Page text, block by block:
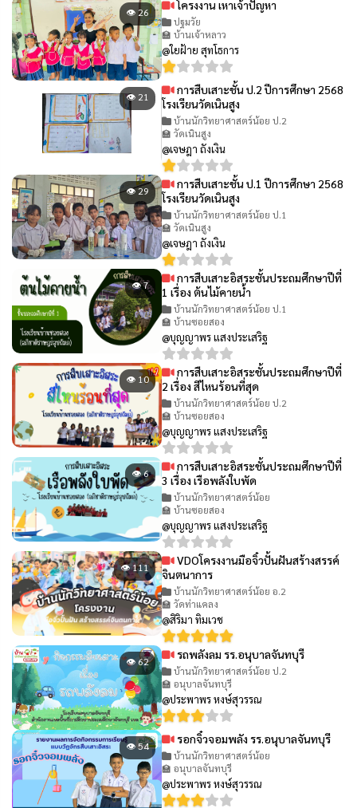
👁 26 โครงงาน เหาเจ้าปัญหา
ปฐมวัย
🏫 บ้านเจ้าหลาว
@ใยฝ้าย สุทโธการ
👁 21
การสืบเสาะชั้น ป.2 ปีการศึกษา 2568
โรงเรียนวัดเนินสูง
บ้านนักวิทยาศาสตร์น้อย ป.2
🏫 วัดเนินสูง
@เจษฎา ถังเงิน
👁 29
การสืบเสาะชั้น ป.1 ปีการศึกษา 2568
โรงเรียนวัดเนินสูง
บ้านนักวิทยาศาสตร์น้อย ป.1
🏫 วัดเนินสูง
@เจษฎา ถังเงิน
👁 7
การสืบเสาะอิสระชั้นประถมศึกษาปีที่
1 เรื่อง ต้นไม้คายน้ำ
บ้านนักวิทยาศาสตร์น้อย ป.1
🏫 บ้านซอยสอง
@บุญญาพร แสงประเสริฐ
👁 10
การสืบเสาะอิสระชั้นประถมศึกษาปีที่
2 เรื่อง สีไหนร้อนที่สุด
บ้านนักวิทยาศาสตร์น้อย ป.2
🏫 บ้านซอยสอง
@บุญญาพร แสงประเสริฐ
👁 6
การสืบเสาะอิสระชั้นประถมศึกษาปีที่
3 เรื่อง เรือพลังใบพัด
บ้านนักวิทยาศาสตร์น้อย
🏫 บ้านซอยสอง
@บุญญาพร แสงประเสริฐ
👁 111
VDOโครงงานมือจิ๋วปั้นฝันสร้างสรรค์
จินตนาการ
บ้านนักวิทยาศาสตร์น้อย อ.2
🏫 วัดท่าแคลง
@สิริมา ทิมเวช
👁 62 รถพลังลม รร.อนุบาลจันทบุรี
บ้านนักวิทยาศาสตร์น้อย ป.2
🏫 อนุบาลจันทบุรี
@ประพาพร หงษ์สุวรรณ
👁 54 รอกจิ๋วจอมพลัง รร.อนุบาลจันทบุรี
บ้านนักวิทยาศาสตร์น้อย
🏫 อนุบาลจันทบุรี
@ประพาพร หงษ์สุวรรณ